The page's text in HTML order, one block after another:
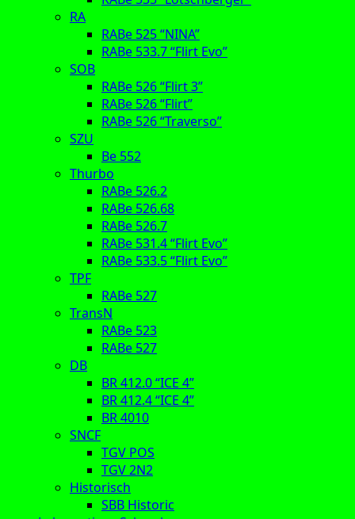
RA
RABe 525 “NINA”
RABe 533.7 “Flirt Evo”
SOB
RABe 526 “Flirt 3”
RABe 526 “Flirt”
RABe 526 “Traverso”
SZU
Be 552
Thurbo
RABe 526.2
RABe 526.68
RABe 526.7
RABe 531.4 “Flirt Evo”
RABe 533.5 “Flirt Evo”
TPF
RABe 527
TransN
RABe 523
RABe 527
DB
BR 412.0 “ICE 4”
BR 412.4 “ICE 4”
BR 4010
SNCF
TGV POS
TGV 2N2
Historisch
SBB Historic